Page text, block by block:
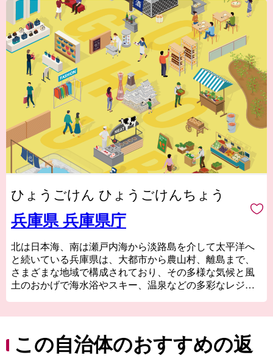
ひょうごけん ひょうごけんちょう
兵庫県 兵庫県庁
北は日本海、南は瀬戸内海から淡路島を介して太平洋へ
と続いている兵庫県は、大都市から農山村、離島まで、
さまざまな地域で構成されており、その多様な気候と風
土のおかげで海水浴やスキー、温泉などの多彩なレジャ
波、淡路という個性豊かな5つの地域から成る兵庫県。皆
様からの応援をお待ちしております。
この自治体のおすすめの返